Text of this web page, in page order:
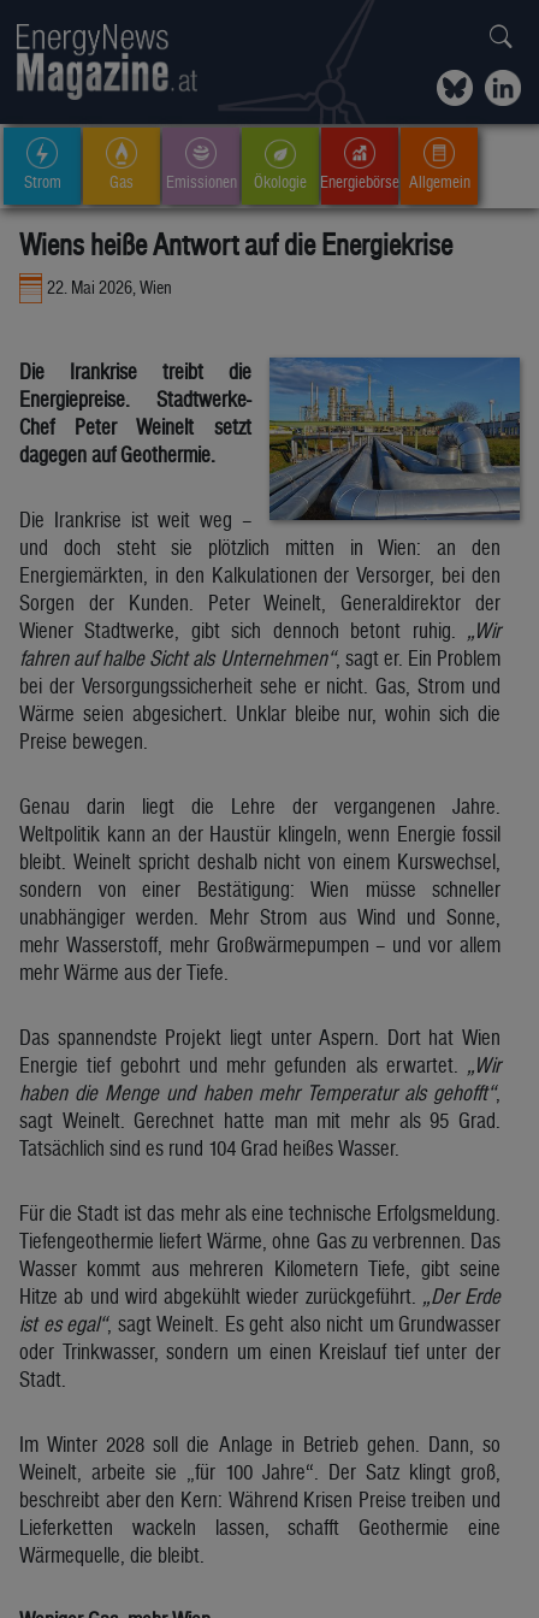
Strom Gas Emissionen Ökologie Energiebörse Allgemein
Wiens heiße Antwort auf die Energiekrise
22. Mai 2026, Wien
Die Irankrise treibt die
Energiepreise. Stadtwerke-
Chef Peter Weinelt setzt
dagegen auf Geothermie.
Die Irankrise ist weit weg –
und doch steht sie plötzlich mitten in Wien: an den
Energiemärkten, in den Kalkulationen der Versorger, bei den
Sorgen der Kunden. Peter Weinelt, Generaldirektor der
Wiener Stadtwerke, gibt sich dennoch betont ruhig. „Wir
fahren auf halbe Sicht als Unternehmen“, sagt er. Ein Problem
bei der Versorgungssicherheit sehe er nicht. Gas, Strom und
Wärme seien abgesichert. Unklar bleibe nur, wohin sich die
Preise bewegen.
Genau darin liegt die Lehre der vergangenen Jahre.
Weltpolitik kann an der Haustür klingeln, wenn Energie fossil
bleibt. Weinelt spricht deshalb nicht von einem Kurswechsel,
sondern von einer Bestätigung: Wien müsse schneller
unabhängiger werden. Mehr Strom aus Wind und Sonne,
mehr Wasserstoff, mehr Großwärmepumpen – und vor allem
mehr Wärme aus der Tiefe.
Das spannendste Projekt liegt unter Aspern. Dort hat Wien
Energie tief gebohrt und mehr gefunden als erwartet. „Wir
haben die Menge und haben mehr Temperatur als gehofft“,
sagt Weinelt. Gerechnet hatte man mit mehr als 95 Grad.
Tatsächlich sind es rund 104 Grad heißes Wasser.
Für die Stadt ist das mehr als eine technische Erfolgsmeldung.
Tiefengeothermie liefert Wärme, ohne Gas zu verbrennen. Das
Wasser kommt aus mehreren Kilometern Tiefe, gibt seine
Hitze ab und wird abgekühlt wieder zurückgeführt. „Der Erde
ist es egal“, sagt Weinelt. Es geht also nicht um Grundwasser
oder Trinkwasser, sondern um einen Kreislauf tief unter der
Stadt.
Im Winter 2028 soll die Anlage in Betrieb gehen. Dann, so
Weinelt, arbeite sie „für 100 Jahre“. Der Satz klingt groß,
beschreibt aber den Kern: Während Krisen Preise treiben und
Lieferketten wackeln lassen, schafft Geothermie eine
Wärmequelle, die bleibt.